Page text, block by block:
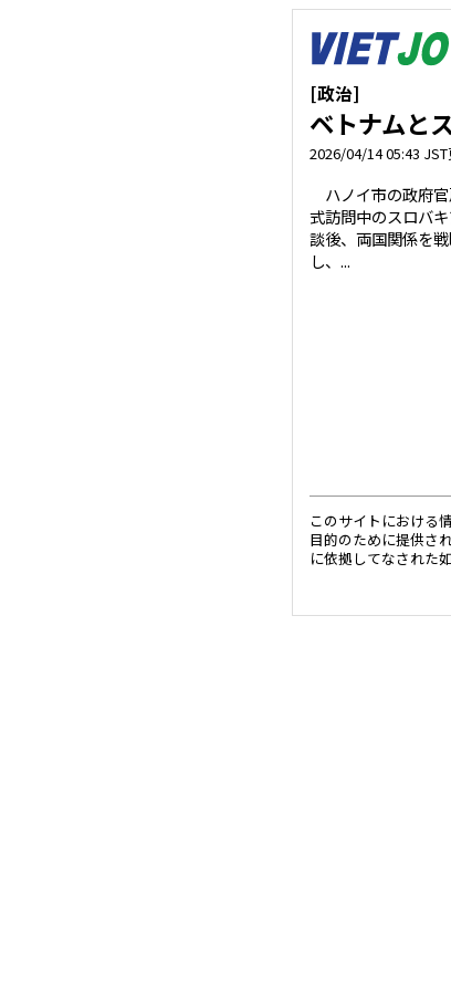
[政治]
ベトナムと
2026/04/14 05:43
ハノイ市の政府
式訪問中のスロバ
談後、両国関係を
し、...
このサイトにおける
目的のために提供さ
に依拠してなされた